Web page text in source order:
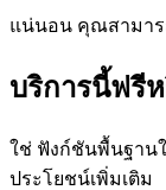
แน่นอน คุณสามา
บริการนี้ฟรี
ใช่ ฟังก์ชันพื้นฐาน
ประโยชน์เพิ่มเติม